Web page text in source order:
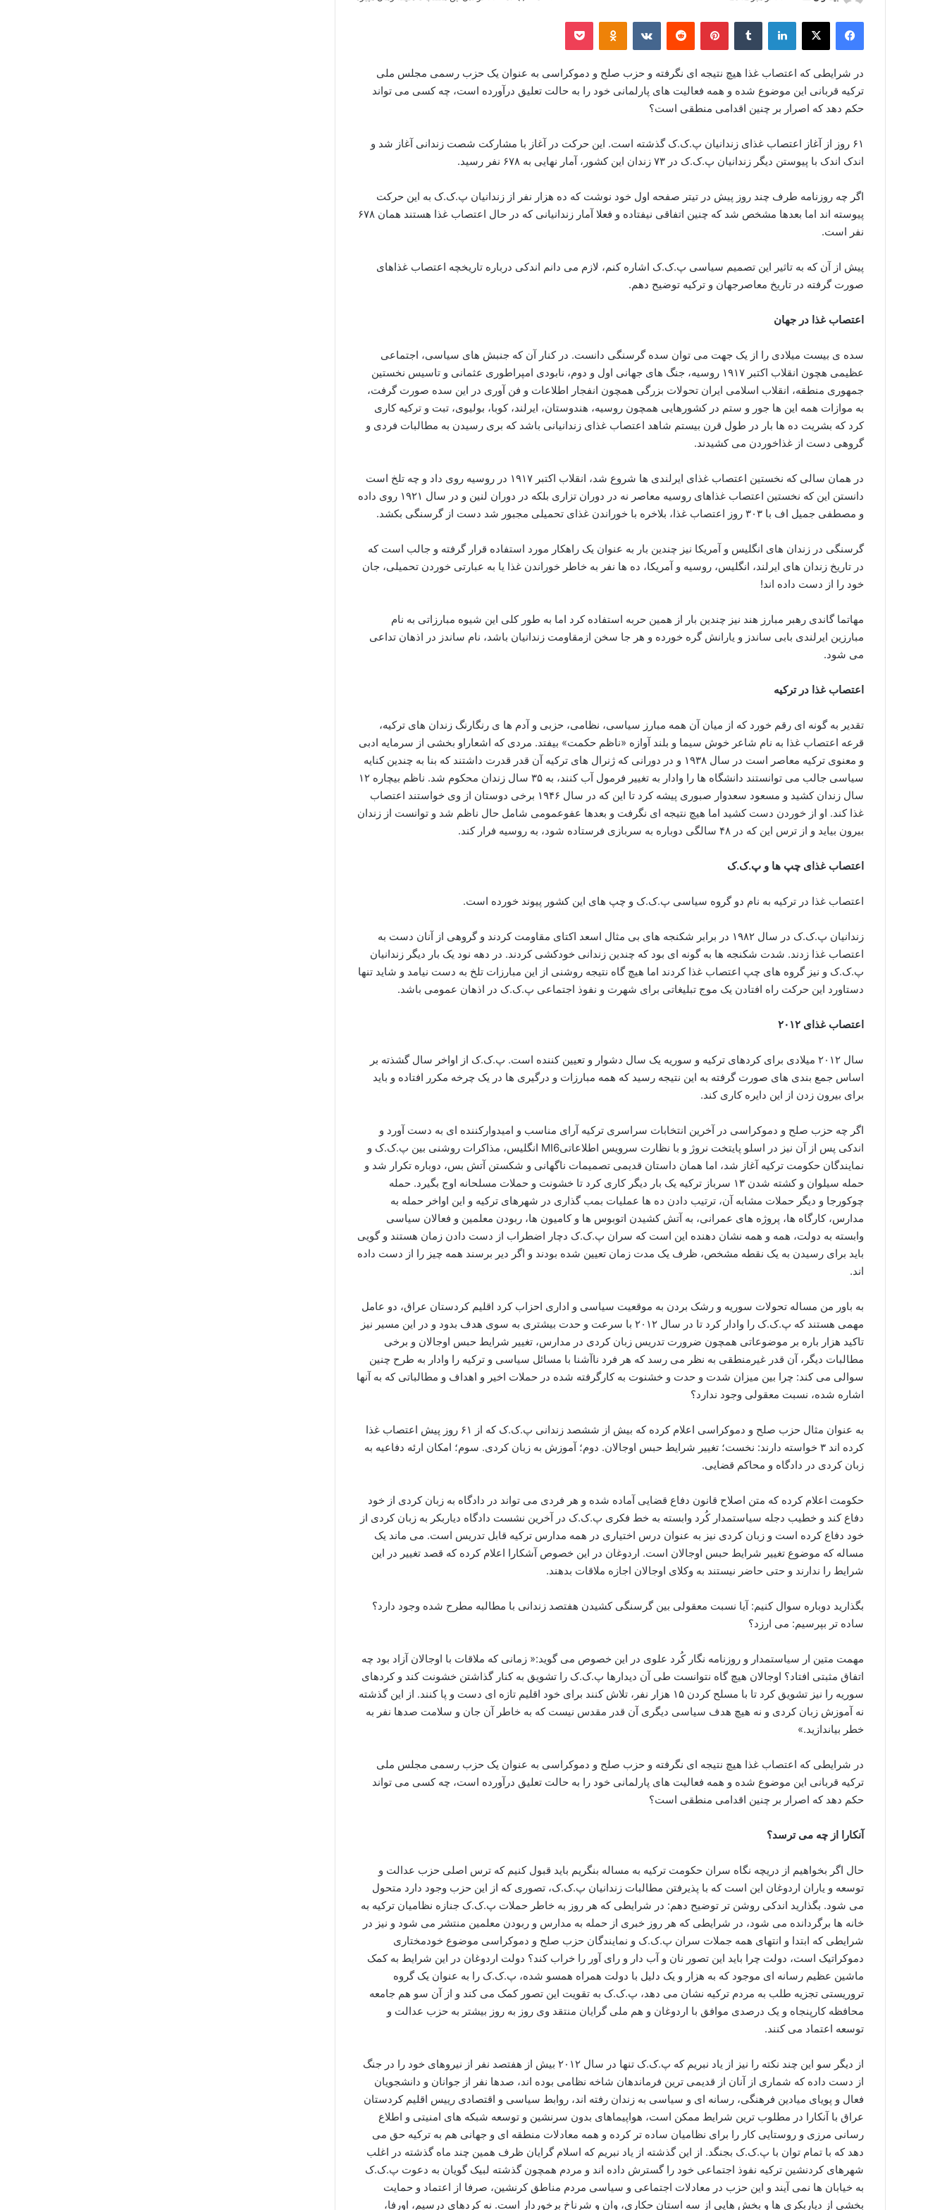
ا
ی
م
ل
فیس بوک لینکدین ‫پین‌ترست ‫رددیت
در شرایطی که اعتصاب غذا هیچ نتیجه ای نگرفته و حزب صلح و دموکراسی به عنوان یک حزب رسمی مجلس ملی
ترکیه قربانی این موضوع شده و همه فعالیت های پارلمانی خود را به حالت تعلیق درآورده است، چه کسی می تواند
حکم دهد که اصرار بر چنین اقدامی منطقی است؟
۶۱ روز از آغاز اعتصاب غذای زندانیان پ.ک.ک گذشته است. این حرکت در آغاز با مشارکت شصت زندانی آغاز شد و
اندک اندک با پیوستن دیگر زندانیان پ.ک.ک در ۷۳ زندان این کشور، آمار نهایی به ۶۷۸ نفر رسید.
اگر چه روزنامه طرف چند روز پیش در تیتر صفحه اول خود نوشت که ده هزار نفر از زندانیان پ.ک.ک به این حرکت
پیوسته اند اما بعدها مشخص شد که چنین اتفاقی نیفتاده و فعلا آمار زندانیانی که در حال اعتصاب غذا هستند همان ۶۷۸
نفر است.
پیش از آن که به تاثیر این تصمیم سیاسی پ.ک.ک اشاره کنم، لازم می دانم اندکی درباره تاریخچه اعتصاب غذاهای
صورت گرفته در تاریخ معاصرجهان و ترکیه توضیح دهم.
اعتصاب غذا در جهان
سده ی بیست میلادی را از یک جهت می توان سده گرسنگی دانست. در کنار آن که جنبش های سیاسی، اجتماعی
عظیمی هچون انقلاب اکتبر ۱۹۱۷ روسیه، جنگ های جهانی اول و دوم، نابودی امپراطوری عثمانی و تاسیس نخستین
جمهوری منطقه، انقلاب اسلامی ایران تحولات بزرگی همچون انفجار اطلاعات و فن آوری در این سده صورت گرفت،
به موازات همه این ها جور و ستم در کشورهایی همچون روسیه، هندوستان، ایرلند، کوبا، بولیوی، تبت و ترکیه کاری
کرد که بشریت ده ها بار در طول قرن بیستم شاهد اعتصاب غذای زندانیانی باشد که بری رسیدن به مطالبات فردی و
گروهی دست از غذاخوردن می کشیدند.
در همان سالی که نخستین اعتصاب غذای ایرلندی ها شروع شد، انقلاب اکتبر ۱۹۱۷ در روسیه روی داد و چه تلخ است
دانستن این که نخستین اعتصاب غذاهای روسیه معاصر نه در دوران تزاری بلکه در دوران لنین و در سال ۱۹۲۱ روی داده
و مصطفی جمیل اف با ۳۰۳ روز اعتصاب غذا، بلاخره با خوراندن غذای تحمیلی مجبور شد دست از گرسنگی بکشد.
گرسنگی در زندان های انگلیس و آمریکا نیز چندین بار به عنوان یک راهکار مورد استفاده قرار گرفته و جالب است که
در تاریخ زندان های ایرلند، انگلیس، روسیه و آمریکا، ده ها نفر به خاطر خوراندن غذا یا به عبارتی خوردن تحمیلی، جان
خود را از دست داده اند!
مهاتما گاندی رهبر مبارز هند نیز چندین بار از همین حربه استفاده کرد اما به طور کلی این شیوه مبارزاتی به نام
مبارزین ایرلندی بابی ساندز و یارانش گره خورده و هر جا سخن ازمقاومت زندانیان باشد، نام ساندز در اذهان تداعی
می شود.
اعتصاب غذا در ترکیه
تقدیر به گونه ای رقم خورد که از میان آن همه مبارز سیاسی، نظامی، حزبی و آدم ها ی رنگارنگ زندان های ترکیه،
قرعه اعتصاب غذا به نام شاعر خوش سیما و بلند آوازه «ناظم حکمت» بیفتد. مردی که اشعاراو بخشی از سرمایه ادبی
و معنوی ترکیه معاصر است در سال ۱۹۳۸ و در دورانی که ژنرال های ترکیه آن قدر قدرت داشتند که بنا به چندین کنایه
سیاسی جالب می توانستند دانشگاه ها را وادار به تغییر فرمول آب کنند، به ۳۵ سال زندان محکوم شد. ناظم بیچاره ۱۲
سال زندان کشید و مسعود سعدوار صبوری پیشه کرد تا این که در سال ۱۹۴۶ برخی دوستان از وی خواستند اعتصاب
غذا کند. او از خوردن دست کشید اما هیچ نتیجه ای نگرفت و بعدها عفوعمومی شامل حال ناظم شد و توانست از زندان
بیرون بیاید و از ترس این که در ۴۸ سالگی دوباره به سربازی فرستاده شود، به روسیه فرار کند.
اعتصاب غذای چپ ها و پ.ک.ک
اعتصاب غذا در ترکیه به نام دو گروه سیاسی پ.ک.ک و چپ های این کشور پیوند خورده است.
زندانیان پ.ک.ک در سال ۱۹۸۲ در برابر شکنجه های بی مثال اسعد اکتای مقاومت کردند و گروهی از آنان دست به
اعتصاب غذا زدند. شدت شکنجه ها به گونه ای بود که چندین زندانی خودکشی کردند. در دهه نود یک بار دیگر زندانیان
پ.ک.ک و نیز گروه های چپ اعتصاب غذا کردند اما هیچ گاه نتیجه روشنی از این مبارزات تلخ به دست نیامد و شاید تنها
دستاورد این حرکت راه افتادن یک موج تبلیغاتی برای شهرت و نفوذ اجتماعی پ.ک.ک در اذهان عمومی باشد.
اعتصاب غذای ۲۰۱۲
سال ۲۰۱۲ میلادی برای کردهای ترکیه و سوریه یک سال دشوار و تعیین کننده است. پ.ک.ک از اواخر سال گشذته بر
اساس جمع بندی های صورت گرفته به این نتیجه رسید که همه مبارزات و درگیری ها در یک چرخه مکرر افتاده و باید
برای بیرون زدن از این دایره کاری کند.
اگر چه حزب صلح و دموکراسی در آخرین انتخابات سراسری ترکیه آرای مناسب و امیدوارکننده ای به دست آورد و
اندکی پس از آن نیز در اسلو پایتخت نروژ و با نظارت سرویس اطلاعاتیMI6 انگلیس، مذاکرات روشنی بین پ.ک.ک و
نمایندگان حکومت ترکیه آغاز شد، اما همان داستان قدیمی تصمیمات ناگهانی و شکستن آتش بس، دوباره تکرار شد و
حمله سیلوان و کشته شدن ۱۳ سرباز ترکیه یک بار دیگر کاری کرد تا خشونت و حملات مسلحانه اوج بگیرد. حمله
چوکورجا و دیگر حملات مشابه آن، ترتیب دادن ده ها عملیات بمب گذاری در شهرهای ترکیه و این اواخر حمله به
مدارس، کارگاه ها، پروژه های عمرانی، به آتش کشیدن اتوبوس ها و کامیون ها، ربودن معلمین و فعالان سیاسی
وابسته به دولت، همه و همه نشان دهنده این است که سران پ.ک.ک دچار اضطراب از دست دادن زمان هستند و گویی
باید برای رسیدن به یک نقطه مشخص، ظرف یک مدت زمان تعیین شده بودند و اگر دیر برسند همه چیز را از دست داده
اند.
به باور من مساله تحولات سوریه و رشک بردن به موقعیت سیاسی و اداری احزاب کرد اقلیم کردستان عراق، دو عامل
مهمی هستند که پ.ک.ک را وادار کرد تا در سال ۲۰۱۲ با سرعت و حدت بیشتری به سوی هدف بدود و در این مسیر نیز
تاکید هزار باره بر موضوعاتی همچون ضرورت تدریس زبان کردی در مدارس، تغییر شرایط حبس اوجالان و برخی
مطالبات دیگر، آن قدر غیرمنطقی به نظر می رسد که هر فرد ناآشنا با مسائل سیاسی و ترکیه را وادار به طرح چنین
سوالی می کند: چرا بین میزان شدت و حدت و خشنوت به کارگرفته شده در حملات اخیر و اهداف و مطالباتی که به آنها
اشاره شده، نسبت معقولی وجود ندارد؟
به عنوان مثال حزب صلح و دموکراسی اعلام کرده که بیش از ششصد زندانی پ.ک.ک که از ۶۱ روز پیش اعتصاب غذا
کرده اند ۳ خواسته دارند: نخست؛ تغییر شرایط حبس اوجالان. دوم؛ آموزش به زبان کردی. سوم؛ امکان ارئه دفاعیه به
زبان کردی در دادگاه و محاکم قضایی.
حکومت اعلام کرده که متن اصلاح قانون دفاع قضایی آماده شده و هر فردی می تواند در دادگاه به زبان کردی از خود
دفاع کند و خطیب دجله سیاستمدار کُرد وابسته به خط فکری پ.ک.ک در آخرین نشست دادگاه دیاربکر به زبان کردی از
خود دفاع کرده است و زبان کردی نیز به عنوان درس اختیاری در همه مدارس ترکیه قابل تدریس است. می ماند یک
مساله که موضوع تغییر شرایط حبس اوجالان است. اردوغان در این خصوص آشکارا اعلام کرده که قصد تغییر در این
شرایط را ندارند و حتی حاضر نیستند به وکلای اوجالان اجازه ملاقات بدهند.
بگذارید دوباره سوال کنیم: آیا نسبت معقولی بین گرسنگی کشیدن هفتصد زندانی با مطالبه مطرح شده وجود دارد؟
ساده تر بپرسیم: می ارزد؟
مهمت متین ار سیاستمدار و روزنامه نگار کُرد علوی در این خصوص می گوید:« زمانی که ملاقات با اوجالان آزاد بود چه
اتفاق مثبتی افتاد؟ اوجالان هیچ گاه نتوانست طی آن دیدارها پ.ک.ک را تشویق به کنار گذاشتن خشونت کند و کردهای
سوریه را نیز تشویق کرد تا با مسلح کردن ۱۵ هزار نفر، تلاش کنند برای خود اقلیم تازه ای دست و پا کنند. از این گذشته
نه آموزش زبان کردی و نه هیچ هدف سیاسی دیگری آن قدر مقدس نیست که به خاطر آن جان و سلامت صدها نفر به
خطر بیاندازید.»
در شرایطی که اعتصاب غذا هیچ نتیجه ای نگرفته و حزب صلح و دموکراسی به عنوان یک حزب رسمی مجلس ملی
ترکیه قربانی این موضوع شده و همه فعالیت های پارلمانی خود را به حالت تعلیق درآورده است، چه کسی می تواند
حکم دهد که اصرار بر چنین اقدامی منطقی است؟
آنکارا از چه می ترسد؟
حال اگر بخواهیم از دریچه نگاه سران حکومت ترکیه به مساله بنگریم باید قبول کنیم که ترس اصلی حزب عدالت و
توسعه و یاران اردوغان این است که با پذیرفتن مطالبات زندانیان پ.ک.ک، تصوری که از این حزب وجود دارد متحول
می شود. بگذارید اندکی روشن تر توضیح دهم: در شرایطی که هر روز به خاطر حملات پ.ک.ک جنازه نظامیان ترکیه به
خانه ها برگردانده می شود، در شرایطی که هر روز خبری از حمله به مدارس و ربودن معلمین منتشر می شود و نیز در
شرایطی که ابتدا و انتهای همه جملات سران پ.ک.ک و نمایندگان حزب صلح و دموکراسی موضوع خودمختاری
دموکراتیک است، دولت چرا باید این تصور نان و آب دار و رای آور را خراب کند؟ دولت اردوغان در این شرایط به کمک
ماشین عظیم رسانه ای موجود که به هزار و یک دلیل با دولت همراه همسو شده، پ.ک.ک را به عنوان یک گروه
تروریستی تجزیه طلب به مردم ترکیه نشان می دهد، پ.ک.ک به تقویت این تصور کمک می کند و از آن سو هم جامعه
محافظه کارپنجاه و یک درصدی موافق با اردوغان و هم ملی گرایان منتقد وی روز به روز بیشتر به حزب عدالت و
توسعه اعتماد می کنند.
از دیگر سو این چند نکته را نیز از یاد نبریم که پ.ک.ک تنها در سال ۲۰۱۲ بیش از هفتصد نفر از نیروهای خود را در جنگ
از دست داده که شماری از آنان از قدیمی ترین فرماندهان شاخه نظامی بوده اند، صدها نفر از جوانان و دانشجویان
فعال و پویای میادین فرهنگی، رسانه ای و سیاسی به زندان رفته اند، روابط سیاسی و اقتصادی رییس اقلیم کردستان
عراق با آنکارا در مطلوب ترین شرایط ممکن است، هواپیماهای بدون سرنشین و توسعه شبکه های امنیتی و اطلاع
رسانی مرزی و روستایی کار را برای نظامیان ساده تر کرده و همه معادلات منطقه ای و جهانی هم به ترکیه حق می
دهد که با تمام توان با پ.ک.ک بجنگد. از این گذشته از یاد نبریم که اسلام گرایان ظرف همین چند ماه گذشته در اغلب
شهرهای کردنشین ترکیه نفوذ اجتماعی خود را گسترش داده اند و مردم همچون گذشته لبیک گویان به دعوت پ.ک.ک
به خیابان ها نمی آیند و این حزب در معادلات اجتماعی و سیاسی مردم مناطق کرنشین، صرفا از اعتماد و حمایت
بخشی از دیاربکری ها و بخش هایی از سه استان حکاری، وان و شرناخ برخوردار است. نه کردهای درسیم، اورفا،